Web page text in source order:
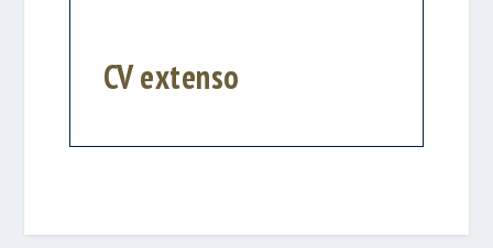
CV extenso